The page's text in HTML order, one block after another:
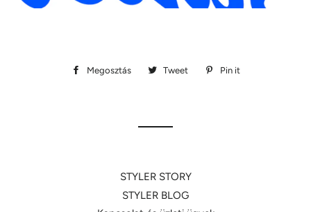
Megosztás
Megosztás
Tweet
Megosztás
Pin it
STYLER STORY
STYLER BLOG